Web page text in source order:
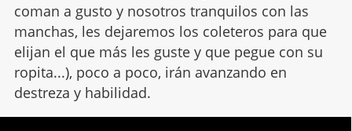
coman a gusto y nosotros tranquilos con las
manchas, les dejaremos los coleteros para que
elijan el que más les guste y que pegue con su
ropita...), poco a poco, irán avanzando en
destreza y habilidad.